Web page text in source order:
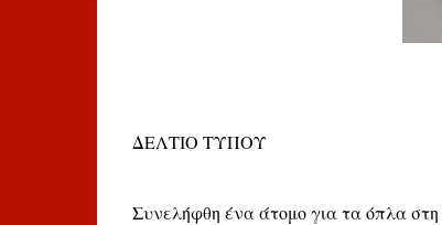
ΔΕΛΤΙΟ ΤΥΠΟΥ
Συνελήφθη ένα άτομο για τα όπλα